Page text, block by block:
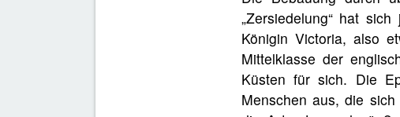
„Zersiedelung“ hat
Königin Victoria, also
Mittelklasse der
Küsten für sich. Die
Menschen aus, die